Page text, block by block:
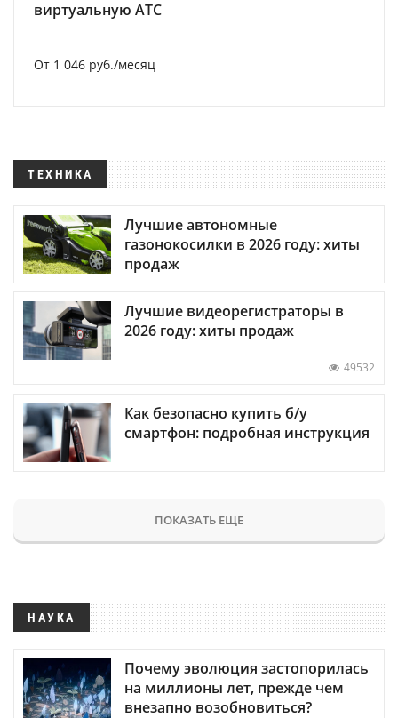
виртуальную АТС
От 1 046 руб./месяц
ТЕХНИКА
Лучшие автономные
газонокосилки в 2026 году: хиты
продаж
Лучшие видеорегистраторы в
2026 году: хиты продаж
49532
Как безопасно купить б/у
смартфон: подробная инструкция
ПОКАЗАТЬ ЕЩЕ
НАУКА
Почему эволюция застопорилась
на миллионы лет, прежде чем
внезапно возобновиться?